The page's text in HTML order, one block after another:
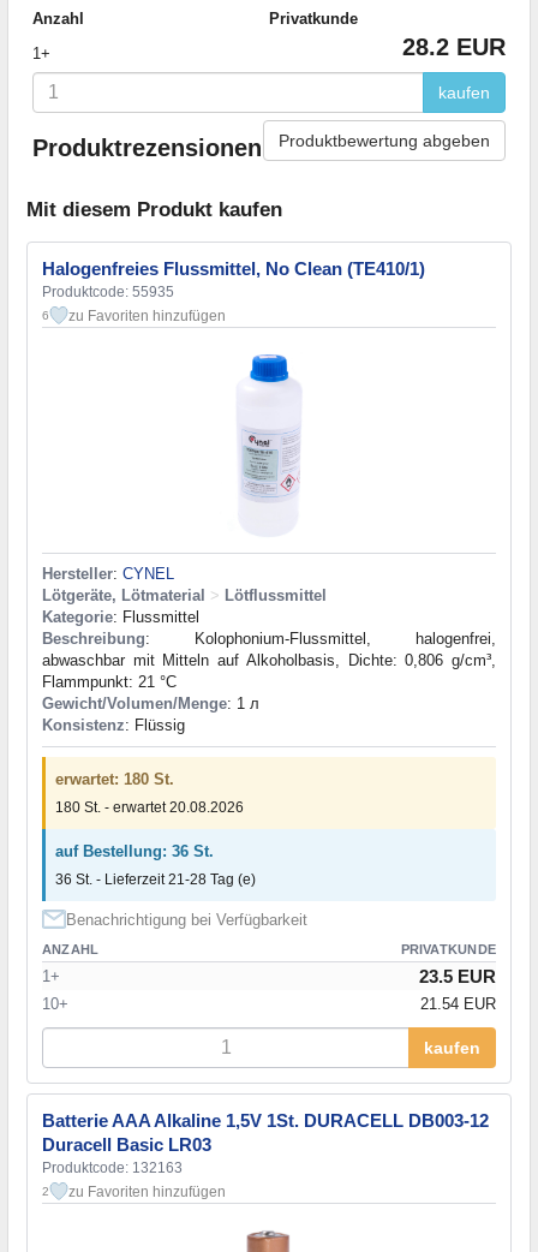
Anzahl
Privatkunde
1+
28.2 EUR
kaufen
Produktrezensionen Produktbewertung abgeben
Mit diesem Produkt kaufen
Halogenfreies Flussmittel, No Clean (TE410/1)
Produktcode: 55935
6 zu Favoriten hinzufügen
Hersteller: CYNEL
Lötgeräte, Lötmaterial > Lötflussmittel
Kategorie: Flussmittel
Beschreibung: Kolophonium-Flussmittel, halogenfrei,
abwaschbar mit Mitteln auf Alkoholbasis, Dichte: 0,806 g/cm³,
Flammpunkt: 21 °C
Gewicht/Volumen/Menge: 1 л
Konsistenz: Flüssig
erwartet: 180 St.
180 St. - erwartet 20.08.2026
auf Bestellung: 36 St.
36 St. - Lieferzeit 21-28 Tag (e)
Benachrichtigung bei Verfügbarkeit
ANZAHL PRIVATKUNDE
1+ 23.5 EUR
10+ 21.54 EUR
kaufen
Batterie AAA Alkaline 1,5V 1St. DURACELL DB003-12
Duracell Basic LR03
Produktcode: 132163
2 zu Favoriten hinzufügen